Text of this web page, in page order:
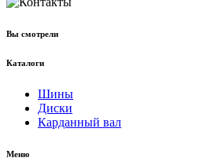
Вы смотрели
Каталоги
Шины
Диски
Карданный вал
Меню